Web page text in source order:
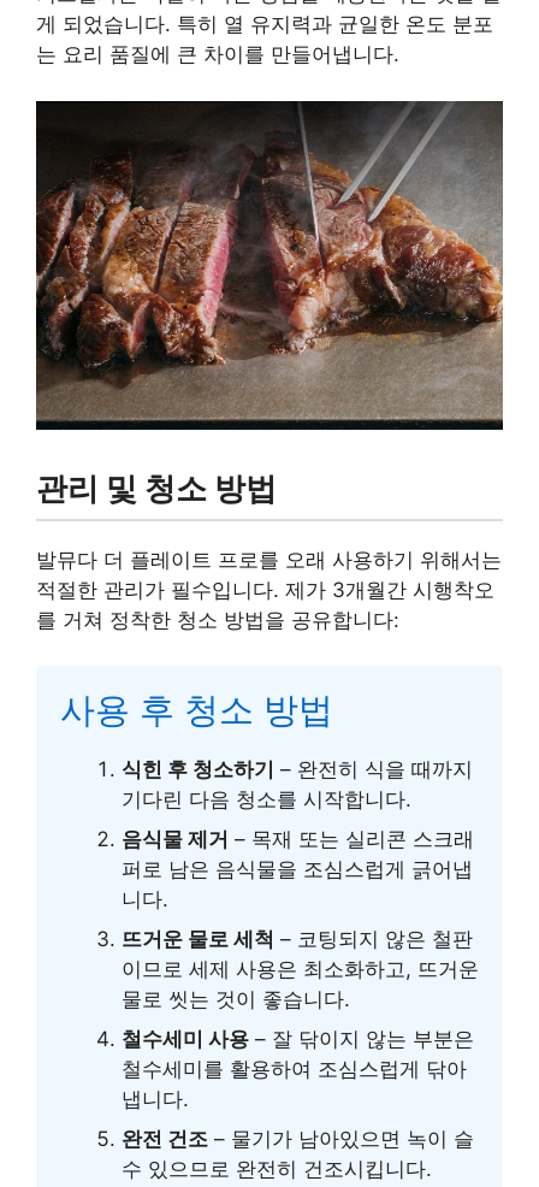
게 되었습니다. 특히 열 유지력과 균일한 온도 분포
는 요리 품질에 큰 차이를 만들어냅니다.
관리 및 청소 방법
발뮤다 더 플레이트 프로를 오래 사용하기 위해서는
적절한 관리가 필수입니다. 제가 3개월간 시행착오
를 거쳐 정착한 청소 방법을 공유합니다:
사용 후 청소 방법
식힌 후 청소하기 – 완전히 식을 때까지
기다린 다음 청소를 시작합니다.
음식물 제거 – 목재 또는 실리콘 스크래
퍼로 남은 음식물을 조심스럽게 긁어냅
니다.
뜨거운 물로 세척 – 코팅되지 않은 철판
이므로 세제 사용은 최소화하고, 뜨거운
물로 씻는 것이 좋습니다.
철수세미 사용 – 잘 닦이지 않는 부분은
철수세미를 활용하여 조심스럽게 닦아
냅니다.
완전 건조 – 물기가 남아있으면 녹이 슬
수 있으므로 완전히 건조시킵니다.